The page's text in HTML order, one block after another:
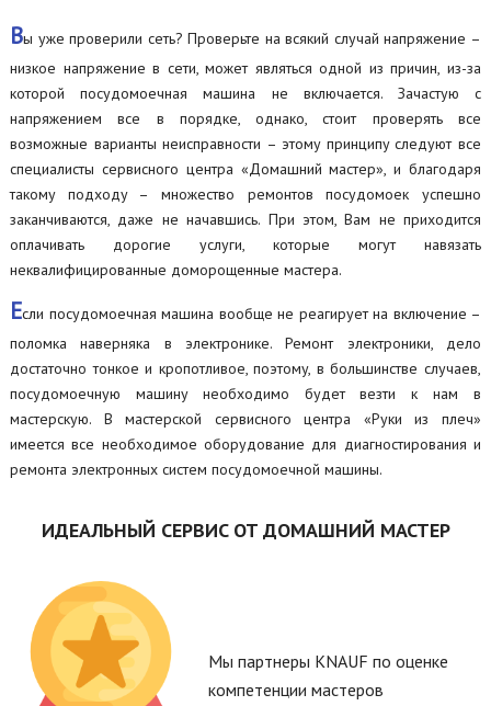
Вы уже проверили сеть? Проверьте на всякий случай напряжение –
низкое напряжение в сети, может являться одной из причин, из-за
которой посудомоечная машина не включается. Зачастую с
напряжением все в порядке, однако, стоит проверять все
возможные варианты неисправности – этому принципу следуют все
специалисты сервисного центра «Домашний мастер», и благодаря
такому подходу – множество ремонтов посудомоек успешно
заканчиваются, даже не начавшись. При этом, Вам не приходится
оплачивать дорогие услуги, которые могут навязать
неквалифицированные доморощенные мастера.
Если посудомоечная машина вообще не реагирует на включение –
поломка наверняка в электронике. Ремонт электроники, дело
достаточно тонкое и кропотливое, поэтому, в большинстве случаев,
посудомоечную машину необходимо будет везти к нам в
мастерскую. В мастерской сервисного центра «Руки из плеч»
имеется все необходимое оборудование для диагностирования и
ремонта электронных систем посудомоечной машины.
ИДЕАЛЬНЫЙ СЕРВИС ОТ ДОМАШНИЙ МАСТЕР
Мы партнеры KNAUF по оценке
компетенции мастеров